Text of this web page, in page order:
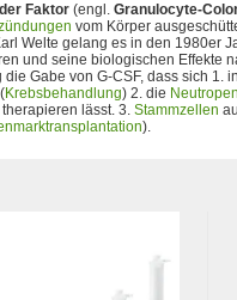
Faktor (engl. Granulocyte-
vom Körper
Welte gelang es in den 1980er
und seine biologischen Effekte
Gabe von G-CSF, dass sich 1.
Krebsbehandlung) 2. die
therapieren lässt. 3. Stammzellen
).